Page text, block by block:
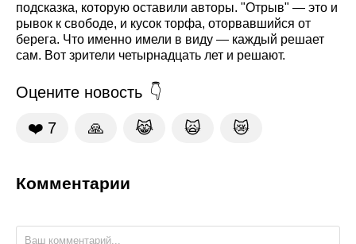
подсказка, которую оставили авторы. "Отрыв" — это и
рывок к свободе, и кусок торфа, оторвавшийся от
берега. Что именно имели в виду — каждый решает
сам. Вот зрители четырнадцать лет и решают.
Оцените новость
❤️ 7 🙏 😹 🙀 😿
Комментарии